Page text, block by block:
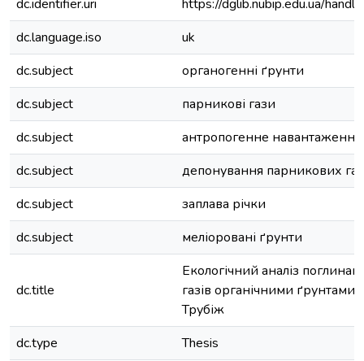
dc.identifier.uri
https://dglib.nubip.edu.ua/
dc.language.iso
uk
dc.subject
органогенні ґрунти
dc.subject
парникові гази
dc.subject
антропогенне навантаження
dc.subject
депонування парникових
dc.subject
заплава річки
dc.subject
меліоровані ґрунти
dc.title
Екологічний аналіз
газів органічними ґрунтами
Трубіж
dc.type
Thesis